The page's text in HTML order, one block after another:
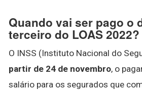
Quando vai ser pago o
terceiro do LOAS 2022?
O INSS (Instituto Nacional do
partir de 24 de novembro, o
salário para os segurados que